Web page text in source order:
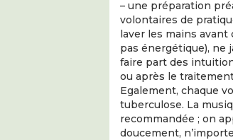
– une préparation
volontaires de
laver les mains
pas énergétique), ne
faire part des
ou après le
Egalement, chaque
tuberculose. La
recommandée ; on
doucement,